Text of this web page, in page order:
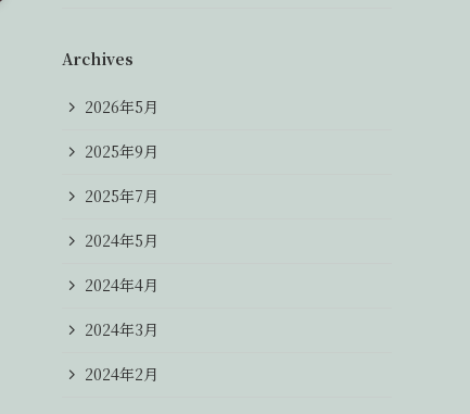
Archives
2026年5月
2025年9月
2025年7月
2024年5月
2024年4月
2024年3月
2024年2月